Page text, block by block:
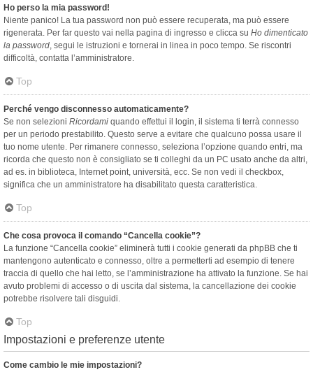
Ho perso la mia password!
Niente panico! La tua password non può essere recuperata, ma può essere
rigenerata. Per far questo vai nella pagina di ingresso e clicca su Ho dimenticato
la password, segui le istruzioni e tornerai in linea in poco tempo. Se riscontri
difficoltà, contatta l’amministratore.
Top
Perché vengo disconnesso automaticamente?
Se non selezioni Ricordami quando effettui il login, il sistema ti terrà connesso
per un periodo prestabilito. Questo serve a evitare che qualcuno possa usare il
tuo nome utente. Per rimanere connesso, seleziona l’opzione quando entri, ma
ricorda che questo non è consigliato se ti colleghi da un PC usato anche da altri,
ad es. in biblioteca, Internet point, università, ecc. Se non vedi il checkbox,
significa che un amministratore ha disabilitato questa caratteristica.
Top
Che cosa provoca il comando “Cancella cookie”?
La funzione “Cancella cookie” eliminerà tutti i cookie generati da phpBB che ti
mantengono autenticato e connesso, oltre a permetterti ad esempio di tenere
traccia di quello che hai letto, se l’amministrazione ha attivato la funzione. Se hai
avuto problemi di accesso o di uscita dal sistema, la cancellazione dei cookie
potrebbe risolvere tali disguidi.
Top
Impostazioni e preferenze utente
Come cambio le mie impostazioni?